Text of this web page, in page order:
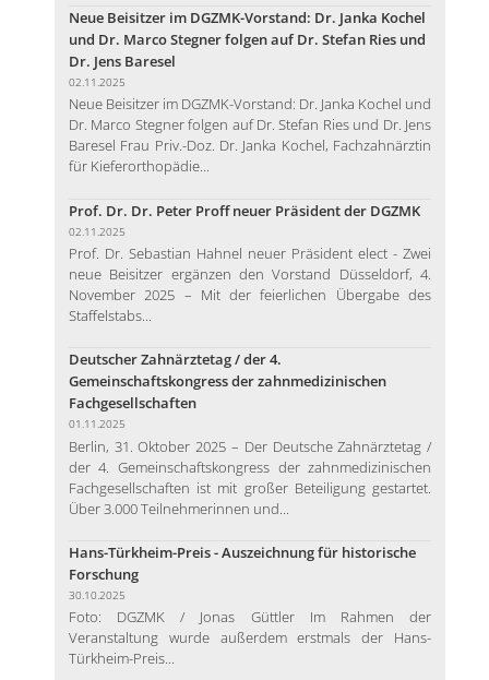
Neue Beisitzer im DGZMK-Vorstand: Dr. Janka Kochel
und Dr. Marco Stegner folgen auf Dr. Stefan Ries und
Dr. Jens Baresel
02.11.2025
Neue Beisitzer im DGZMK-Vorstand: Dr. Janka Kochel und
Dr. Marco Stegner folgen auf Dr. Stefan Ries und Dr. Jens
Baresel Frau Priv.-Doz. Dr. Janka Kochel, Fachzahnärztin
für Kieferorthopädie...
Prof. Dr. Dr. Peter Proff neuer Präsident der DGZMK
02.11.2025
Prof. Dr. Sebastian Hahnel neuer Präsident elect - Zwei
neue Beisitzer ergänzen den Vorstand Düsseldorf, 4.
November 2025 – Mit der feierlichen Übergabe des
Staffelstabs...
Deutscher Zahnärztetag / der 4.
Gemeinschaftskongress der zahnmedizinischen
Fachgesellschaften
01.11.2025
Berlin, 31. Oktober 2025 – Der Deutsche Zahnärztetag /
der 4. Gemeinschaftskongress der zahnmedizinischen
Fachgesellschaften ist mit großer Beteiligung gestartet.
Über 3.000 Teilnehmerinnen und...
Hans-Türkheim-Preis - Auszeichnung für historische
Forschung
30.10.2025
Foto: DGZMK / Jonas Güttler Im Rahmen der
Veranstaltung wurde außerdem erstmals der Hans-
Türkheim-Preis...